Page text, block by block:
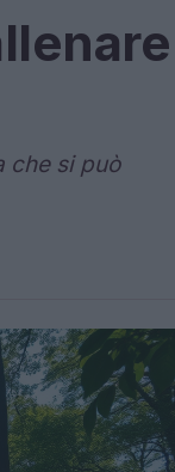
che si può